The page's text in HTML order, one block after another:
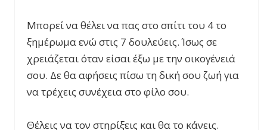
Μπορεί να θέλει να πας στο σπίτι του 4 το
ξημέρωμα ενώ στις 7 δουλεύεις. Ίσως σε
χρειάζεται όταν είσαι έξω με την οικογένειά
σου. Δε θα αφήσεις πίσω τη δική σου ζωή για
να τρέχεις συνέχεια στο φίλο σου.
Θέλεις να τον στηρίξεις και θα το κάνεις.